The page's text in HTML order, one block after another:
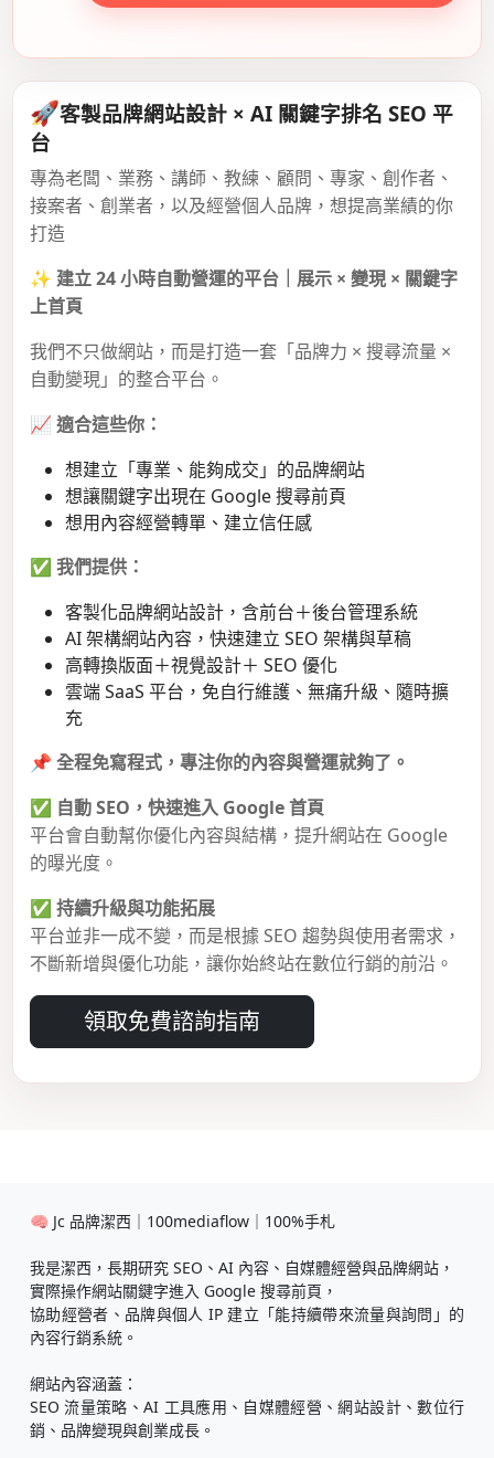
🚀客製品牌網站設計 × AI 關鍵字排名 SEO 平
台
專為老闆、業務、講師、教練、顧問、專家、創作者、
接案者、創業者，以及經營個人品牌，想提高業績的你
打造
✨ 建立 24 小時自動營運的平台｜展示 × 變現 × 關鍵字
上首頁
我們不只做網站，而是打造一套「品牌力 × 搜尋流量 ×
自動變現」的整合平台。
📈 適合這些你：
想建立「專業、能夠成交」的品牌網站
想讓關鍵字出現在 Google 搜尋前頁
想用內容經營轉單、建立信任感
✅ 我們提供：
客製化品牌網站設計，含前台＋後台管理系統
AI 架構網站內容，快速建立 SEO 架構與草稿
高轉換版面＋視覺設計＋ SEO 優化
雲端 SaaS 平台，免自行維護、無痛升級、隨時擴
充
📌 全程免寫程式，專注你的內容與營運就夠了。
✅ 自動 SEO，快速進入 Google 首頁
平台會自動幫你優化內容與結構，提升網站在 Google
的曝光度。
✅ 持續升級與功能拓展
平台並非一成不變，而是根據 SEO 趨勢與使用者需求，
不斷新增與優化功能，讓你始終站在數位行銷的前沿。
領取免費諮詢指南
🧠 Jc 品牌潔西｜100mediaflow｜100%手札
我是潔西，長期研究 SEO、AI 內容、自媒體經營與品牌網站，
實際操作網站關鍵字進入 Google 搜尋前頁，
協助經營者、品牌與個人 IP 建立「能持續帶來流量與詢問」的
內容行銷系統。
網站內容涵蓋：
SEO 流量策略、AI 工具應用、自媒體經營、網站設計、數位行
銷、品牌變現與創業成長。